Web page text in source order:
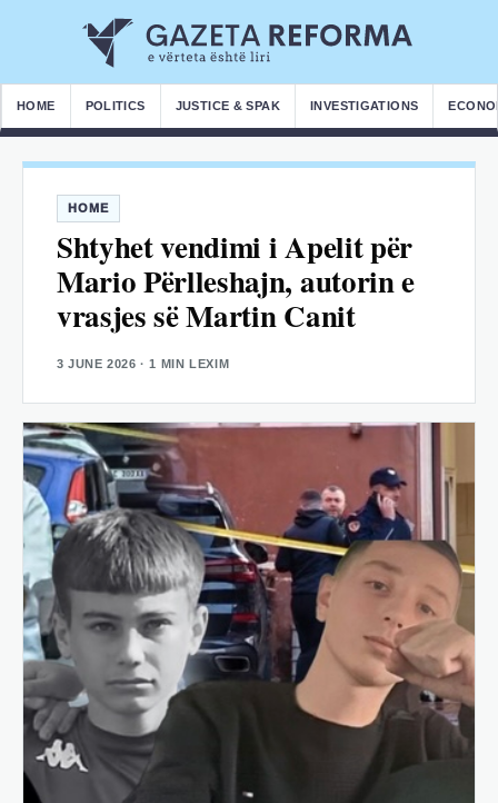
HOME POLITICS JUSTICE & SPAK INVESTIGATIONS
HOME
Shtyhet vendimi i Apelit për
Mario Përlleshajn, autorin e
vrasjes së Martin Canit
3 JUNE 2026 · 1 MIN LEXIM